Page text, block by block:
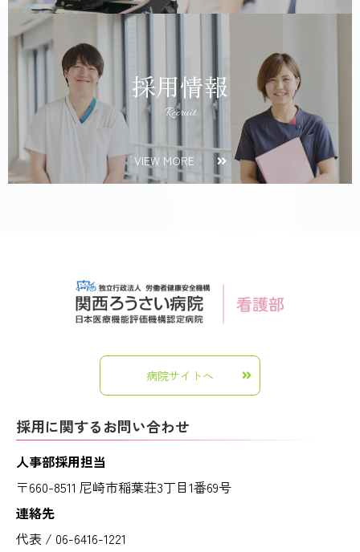
採用情報
Recruit
VIEW MORE
病院サイトへ
採用に関するお問い合わせ
人事部採用担当
〒660-8511 尼崎市稲葉荘3丁目1番69号
連絡先
代表 / 06-6416-1221